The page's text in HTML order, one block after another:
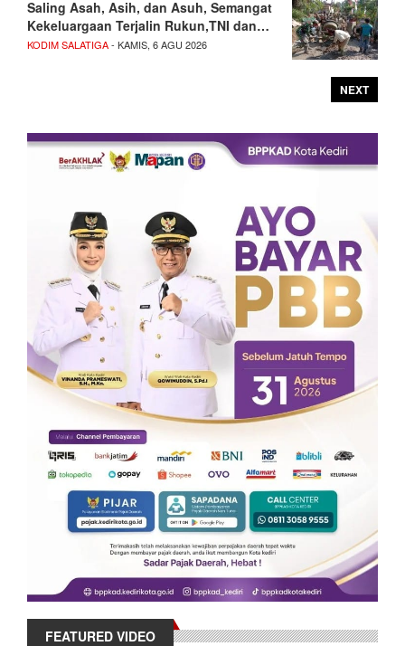
Saling Asah, Asih, dan Asuh, Semangat
Kekeluargaan Terjalin Rukun,TNI dan…
KODIM SALATIGA- KAMIS, 6 AGU 2026
NEXT
FEATURED VIDEO